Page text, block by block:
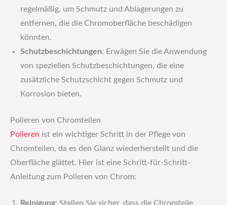
regelmäßig, um Schmutz und Ablagerungen zu
entfernen, die die Chromoberfläche beschädigen
könnten.
Schutzbeschichtungen: Erwägen Sie die Anwendung
von speziellen Schutzbeschichtungen, die eine
zusätzliche Schutzschicht gegen Schmutz und
Korrosion bieten.
Polieren von Chromteilen
Polieren ist ein wichtiger Schritt in der Pflege von
Chromteilen, da es den Glanz wiederherstellt und die
Oberfläche glättet. Hier ist eine Schritt-für-Schritt-
Anleitung zum Polieren von Chrom:
Reinigung: Stellen Sie sicher, dass die Chromteile